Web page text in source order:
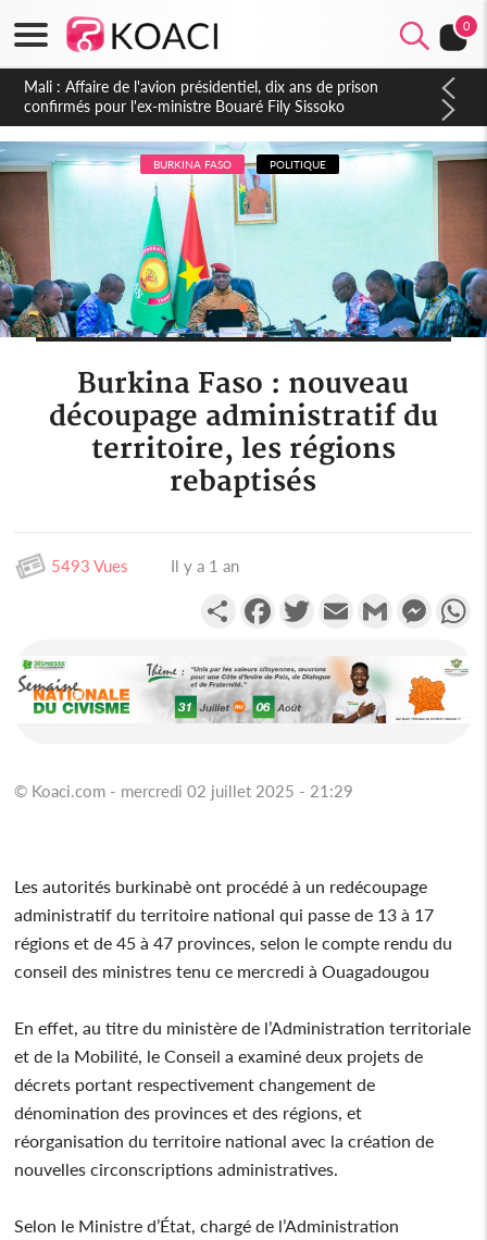
0
Nigeria : Le Togo et le Cameroun principaux acheteurs des
produits de la raffinerie Dangote en juillet
BURKINA FASO POLITIQUE
Burkina Faso : nouveau
découpage administratif du
territoire, les régions
rebaptisés
5493 Vues Il y a 1 an
PartagerFacebookTwitterEmail Gmail
© Koaci.com - mercredi 02 juillet 2025 - 21:29
Les autorités burkinabè ont procédé à un redécoupage
administratif du territoire national qui passe de 13 à 17
régions et de 45 à 47 provinces, selon le compte rendu du
conseil des ministres tenu ce mercredi à Ouagadougou
En effet, au titre du ministère de l’Administration territoriale
et de la Mobilité, le Conseil a examiné deux projets de
décrets portant respectivement changement de
dénomination des provinces et des régions, et
réorganisation du territoire national avec la création de
nouvelles circonscriptions administratives.
Selon le Ministre d’État, chargé de l’Administration